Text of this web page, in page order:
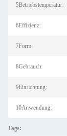
5Betriebstemperatur:
6Effizienz:
7Form:
8Gebrauch:
9Einrichtung:
10Anwendung:
Tags: